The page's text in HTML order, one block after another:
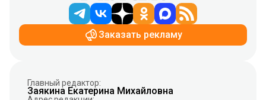
Заказать рекламу
Главный редактор:
Заякина Екатерина Михайловна